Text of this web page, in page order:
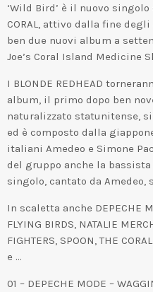
‘Wild Bird’ è il nuovo
CORAL, attivo dalla fine
ben due nuovi album a
Joe’s Coral Island Medicine
I BLONDE REDHEAD
album, il primo dopo ben
naturalizzato statunitense, si
ed è composto dalla
italiani Amedeo e Simone
del gruppo anche la
singolo, cantato da Amedeo,
In scaletta anche DEPECHE
FLYING BIRDS, NATALIE
FIGHTERS, SPOON, THE
e …
01 – DEPECHE MODE –